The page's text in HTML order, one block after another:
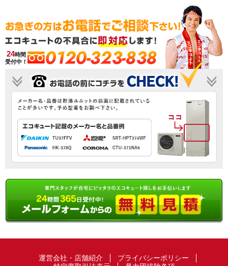
24時間
受付中！
0120-323-838
運営会社・店舗紹介
プライバシーポリシー